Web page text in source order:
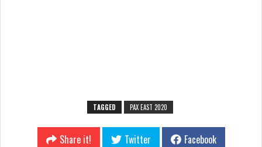
TAGGED PAX EAST 2020
Share it! Twitter
Facebook